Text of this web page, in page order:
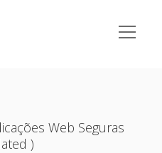
open
menu
Web Seguras
)